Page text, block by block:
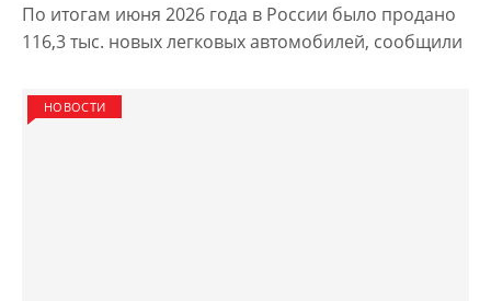
По итогам июня 2026 года в России было продано
116,3 тыс. новых легковых автомобилей, сообщили
НОВОСТИ